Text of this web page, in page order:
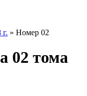
» Номер 02
02 тома